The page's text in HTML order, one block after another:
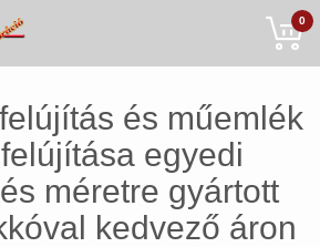
0
és műemlék
egyedi
méretre gyártott
kedvező áron